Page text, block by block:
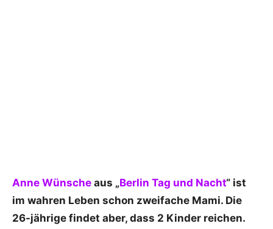
Anne Wünsche aus „Berlin Tag und Nacht“ ist
im wahren Leben schon zweifache Mami. Die
26-jährige findet aber, dass 2 Kinder reichen.